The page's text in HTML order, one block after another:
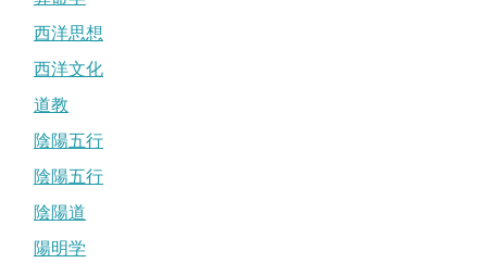
西洋思想
西洋文化
道教
陰陽五行
陰陽五行
陰陽道
陽明学